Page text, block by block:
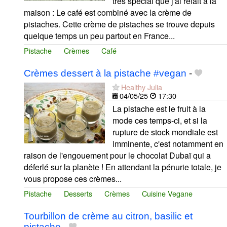
maison : Le café est combiné avec la crème de
pistaches. Cette crème de pistaches se trouve depuis
quelque temps un peu partout en France...
Pistache Crèmes Café
Crèmes dessert à la pistache #vegan -
Healthy Julia
04/05/25
17:30
La pistache est le fruit à la
mode ces temps-ci, et si la
rupture de stock mondiale est
imminente, c'est notamment en
raison de l'engouement pour le chocolat Dubaï qui a
déferlé sur la planète ! En attendant la pénurie totale, je
vous propose ces crèmes...
Pistache Desserts Crèmes Cuisine Vegane
Tourbillon de crème au citron, basilic et